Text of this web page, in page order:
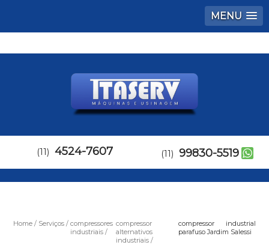
MENU
(11) 4524-7607 (11) 99830-5519
Home Serviços
compressores
industriais
compressor
alternativos
industriais
compressor industrial
parafuso Jardim Salessi